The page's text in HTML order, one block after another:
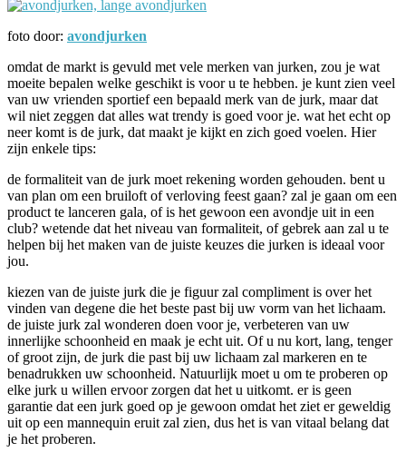
foto door: avondjurken
omdat de markt is gevuld met vele merken van jurken, zou je wat
moeite bepalen welke geschikt is voor u te hebben. je kunt zien veel
van uw vrienden sportief een bepaald merk van de jurk, maar dat
wil niet zeggen dat alles wat trendy is goed voor je. wat het echt op
neer komt is de jurk, dat maakt je kijkt en zich goed voelen. Hier
zijn enkele tips:
de formaliteit van de jurk moet rekening worden gehouden. bent u
van plan om een bruiloft of verloving feest gaan? zal je gaan om een
product te lanceren gala, of is het gewoon een avondje uit in een
club? wetende dat het niveau van formaliteit, of gebrek aan zal u te
helpen bij het maken van de juiste keuzes die jurken is ideaal voor
jou.
kiezen van de juiste jurk die je figuur zal compliment is over het
vinden van degene die het beste past bij uw vorm van het lichaam.
de juiste jurk zal wonderen doen voor je, verbeteren van uw
innerlijke schoonheid en maak je echt uit. Of u nu kort, lang, tenger
of groot zijn, de jurk die past bij uw lichaam zal markeren en te
benadrukken uw schoonheid. Natuurlijk moet u om te proberen op
elke jurk u willen ervoor zorgen dat het u uitkomt. er is geen
garantie dat een jurk goed op je gewoon omdat het ziet er geweldig
uit op een mannequin eruit zal zien, dus het is van vitaal belang dat
je het proberen.